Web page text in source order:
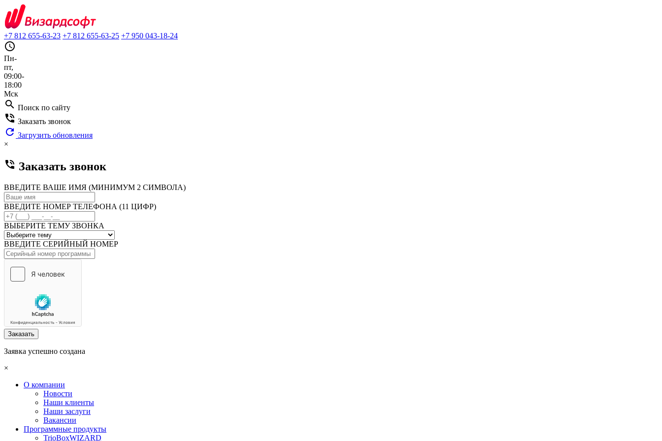
+7 812 655-63-23 +7 812 655-63-25 +7 950 043-18-24
query_builder
Пн-
пт,
09:00-
18:00
Мск
search Поиск по сайту
phone_in_talk Заказать звонок
refresh Загрузить обновления
×
phone_in_talk Заказать звонок
ВВЕДИТЕ ВАШЕ ИМЯ (МИНИМУМ 2 СИМВОЛА)
ВВЕДИТЕ НОМЕР ТЕЛЕФОНА (11 ЦИФР)
ВЫБЕРИТЕ ТЕМУ ЗВОНКА
ВВЕДИТЕ СЕРИЙНЫЙ НОМЕР
Заказать
Заявка успешно создана
×
О компании
Новости
Наши клиенты
Наши заслуги
Вакансии
Программные продукты
TrioBoxWIZARD